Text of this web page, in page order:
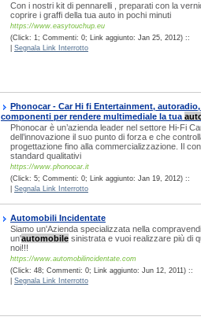
Con i nostri kit di pennarelli , preparati con la
coprire i graffi della tua auto in pochi minuti
https://www.easytouchup.eu
(Click: 1; Commenti: 0; Link aggiunto: Jan 25, 2012) ::
Segnala Link Interrotto
Phonocar - Car Hi fi Entertainment,
componenti per rendere multimediale la tua
Phonocar è un’azienda leader nel settore Hi-Fi
dell’innovazione il suo punto di forza e che
progettazione fino alla commercializzazione. Il
standard qualitativi
https://www.phonocar.it
(Click: 5; Commenti: 0; Link aggiunto: Jan 19, 2012) ::
Segnala Link Interrotto
Automobili Incidentate
Siamo un'Azienda specializzata nella
un'automobile sinistrata e vuoi realizzare più di
noi!!!
https://www.automobilincidentate.com
(Click: 48; Commenti: 0; Link aggiunto: Jun 12, 2011) ::
Segnala Link Interrotto